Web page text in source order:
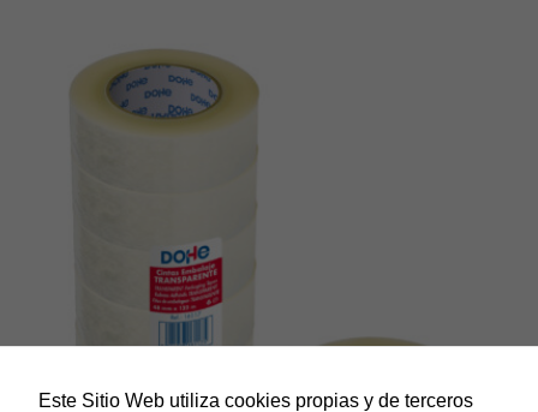
Este Sitio Web utiliza cookies propias y de terceros